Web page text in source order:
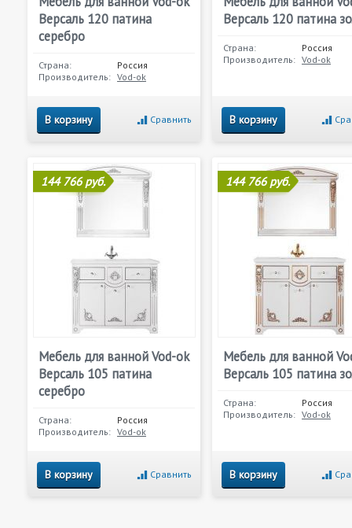
Версаль 120 патина
серебро
Страна:
Россия
Производитель: Vod-ok
В корзину Сравнить
Версаль 120 патина
Страна:
Россия
Производитель: Vod-ok
В корзину
144 766 руб.
Мебель для ванной Vod-ok
Версаль 105 патина
серебро
Страна:
Россия
Производитель: Vod-ok
В корзину Сравнить
144 766 руб.
Мебель для ванной
Версаль 105 патина
Страна:
Россия
Производитель: Vod-ok
В корзину